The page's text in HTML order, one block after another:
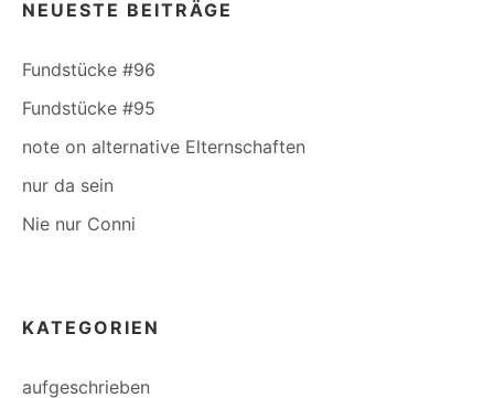
NEUESTE BEITRÄGE
Fundstücke #96
Fundstücke #95
note on alternative Elternschaften
nur da sein
Nie nur Conni
KATEGORIEN
aufgeschrieben